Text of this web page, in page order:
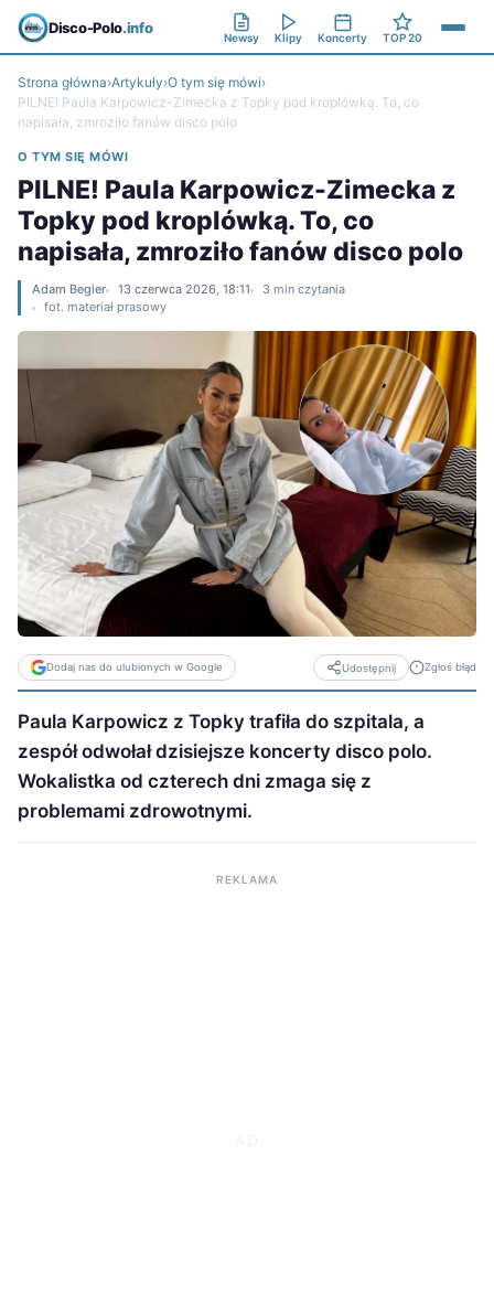
Disco-Polo.info
Newsy Klipy Koncerty TOP 20
Strona główna›Artykuły›O tym się mówi›
PILNE! Paula Karpowicz-Zimecka z Topky pod kroplówką. To, co
napisała, zmroziło fanów disco polo
O TYM SIĘ MÓWI
PILNE! Paula Karpowicz-Zimecka z
Topky pod kroplówką. To, co
napisała, zmroziło fanów disco polo
Adam Begier 13 czerwca 2026, 18:11
3 min czytania
fot. materiał prasowy
Dodaj nas do ulubionych w Google Udostępnij Zgłoś błąd
Paula Karpowicz z Topky trafiła do szpitala, a
zespół odwołał dzisiejsze koncerty disco polo.
Wokalistka od czterech dni zmaga się z
problemami zdrowotnymi.
REKLAMA